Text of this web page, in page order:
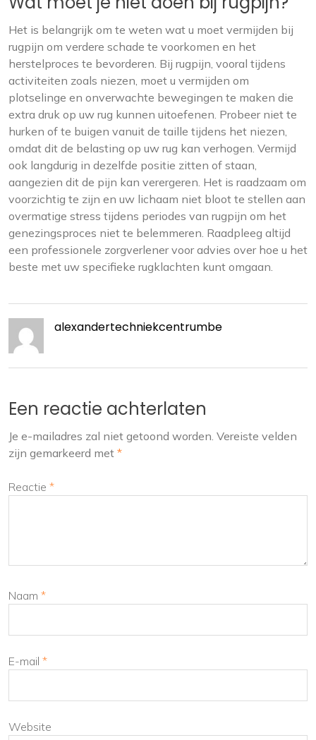
Het is belangrijk om te weten wat u moet vermijden bij
rugpijn om verdere schade te voorkomen en het
herstelproces te bevorderen. Bij rugpijn, vooral tijdens
activiteiten zoals niezen, moet u vermijden om
plotselinge en onverwachte bewegingen te maken die
extra druk op uw rug kunnen uitoefenen. Probeer niet te
hurken of te buigen vanuit de taille tijdens het niezen,
omdat dit de belasting op uw rug kan verhogen. Vermijd
ook langdurig in dezelfde positie zitten of staan,
aangezien dit de pijn kan verergeren. Het is raadzaam om
voorzichtig te zijn en uw lichaam niet bloot te stellen aan
overmatige stress tijdens periodes van rugpijn om het
genezingsproces niet te belemmeren. Raadpleeg altijd
een professionele zorgverlener voor advies over hoe u het
beste met uw specifieke rugklachten kunt omgaan.
alexandertechniekcentrumbe
Een reactie achterlaten
Je e-mailadres zal niet getoond worden. Vereiste velden
zijn gemarkeerd met *
Reactie *
Naam *
E-mail *
Website